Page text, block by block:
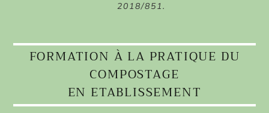
2018/851.
FORMATION À LA PRATIQUE DU
COMPOSTAGE
EN ETABLISSEMENT